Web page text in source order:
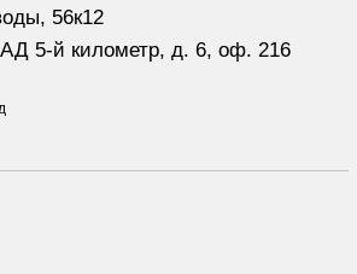
56к12
5-й километр, д. 6, оф. 216